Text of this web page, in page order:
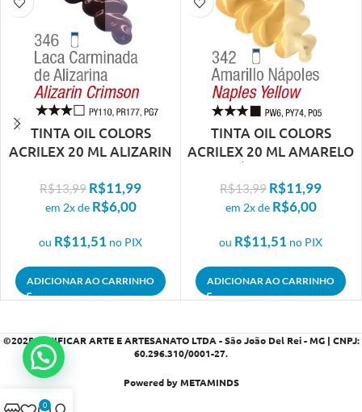
TINTA OIL COLORS
ACRILEX 20 ML ALIZARIN
R$13,99 R$11,99
em 2x de R$6,00
ou R$11,51 no PIX
ADICIONAR AO CARRINHO
TINTA OIL COLORS
ACRILEX 20 ML AMARELO
R$13,99 R$11,99
em 2x de R$6,00
ou R$11,51 no PIX
ADICIONAR AO CARRINHO
©2025VIVIFICAR ARTE E ARTESANATO LTDA - São João Del Rei - MG | CNPJ:
60.296.310/0001-27.
Powered by METAMINDS
0